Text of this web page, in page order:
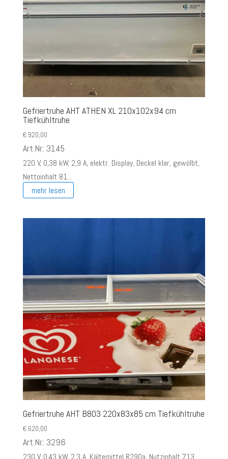
Gefriertruhe AHT ATHEN XL 210x102x94 cm
Tiefkühltruhe
€920,00
Art.Nr.: 3145
220 V, 0,38 kW, 2,9 A, elektr. Display, Deckel klar, gewölbt,
Nettoinhalt 81...
mehr lesen
Gefriertruhe AHT B803 220x83x85 cm Tiefkühltruhe
€620,00
Art.Nr.: 3296
230 V, 0,43 kW, 2,3 A, Kältemittel R290a, Nutzinhalt 713